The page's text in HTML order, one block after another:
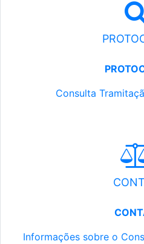
Consulta
Informações sobre o